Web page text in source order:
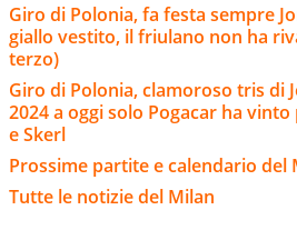
Giro di Polonia, fa festa sempre
giallo vestito, il friulano non ha
terzo)
Giro di Polonia, clamoroso tris di
2024 a oggi solo Pogacar ha
e Skerl
Prossime partite e calendario del
Tutte le notizie del Milan